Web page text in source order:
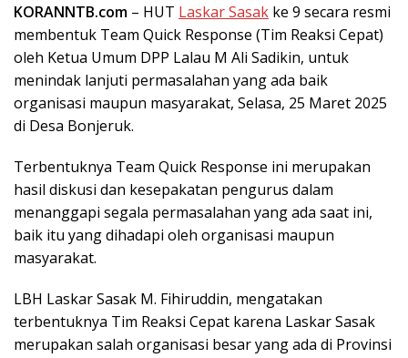
KORANNTB.com – HUT Laskar Sasak ke 9 secara resmi
membentuk Team Quick Response (Tim Reaksi Cepat)
oleh Ketua Umum DPP Lalau M Ali Sadikin, untuk
menindak lanjuti permasalahan yang ada baik
organisasi maupun masyarakat, Selasa, 25 Maret 2025
di Desa Bonjeruk.
Terbentuknya Team Quick Response ini merupakan
hasil diskusi dan kesepakatan pengurus dalam
menanggapi segala permasalahan yang ada saat ini,
baik itu yang dihadapi oleh organisasi maupun
masyarakat.
LBH Laskar Sasak M. Fihiruddin, mengatakan
terbentuknya Tim Reaksi Cepat karena Laskar Sasak
merupakan salah organisasi besar yang ada di Provinsi